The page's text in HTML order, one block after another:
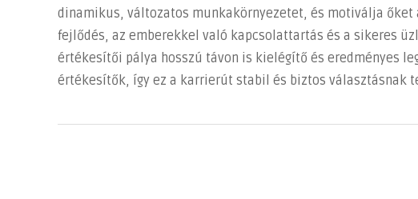
dinamikus, változatos munkakörnyezetet, és motiválja őket
fejlődés, az emberekkel való kapcsolattartás és a sikeres
értékesítői pálya hosszú távon is kielégítő és eredményes
értékesítők, így ez a karrierút stabil és biztos választásnak